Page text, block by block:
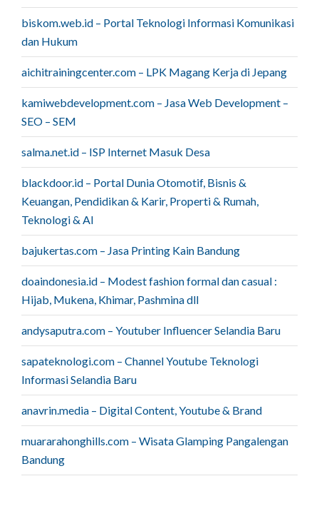
biskom.web.id – Portal Teknologi Informasi Komunikasi
dan Hukum
aichitrainingcenter.com – LPK Magang Kerja di Jepang
kamiwebdevelopment.com – Jasa Web Development –
SEO – SEM
salma.net.id – ISP Internet Masuk Desa
blackdoor.id – Portal Dunia Otomotif, Bisnis &
Keuangan, Pendidikan & Karir, Properti & Rumah,
Teknologi & AI
bajukertas.com – Jasa Printing Kain Bandung
doaindonesia.id – Modest fashion formal dan casual :
Hijab, Mukena, Khimar, Pashmina dll
andysaputra.com – Youtuber Influencer Selandia Baru
sapateknologi.com – Channel Youtube Teknologi
Informasi Selandia Baru
anavrin.media – Digital Content, Youtube & Brand
muararahonghills.com – Wisata Glamping Pangalengan
Bandung